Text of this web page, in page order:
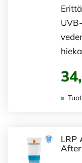
LRP
After